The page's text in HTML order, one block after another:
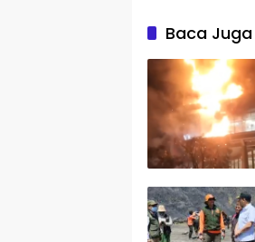
Baca Juga